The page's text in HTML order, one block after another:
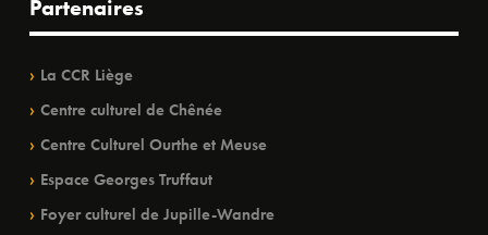
Partenaires
La CCR Liège
Centre culturel de Chênée
Centre Culturel Ourthe et Meuse
Espace Georges Truffaut
Foyer culturel de Jupille-Wandre